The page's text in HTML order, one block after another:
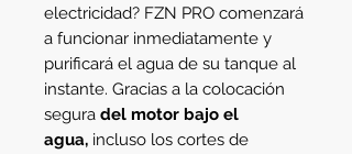
electricidad? FZN PRO comenzará
a funcionar inmediatamente y
purificará el agua de su tanque al
instante. Gracias a la colocación
segura del motor bajo el
agua, incluso los cortes de